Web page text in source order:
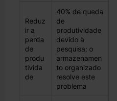
Reduz
ir a
perda
de
produ
tivida
de
40% de queda
de
produtividade
devido à
pesquisa; o
armazenamen
to organizado
resolve este
problema